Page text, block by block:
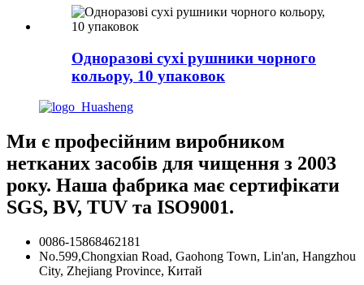
Одноразові сухі рушники чорного
кольору, 10 упаковок
Ми є професійним виробником
нетканих засобів для чищення з 2003
року. Наша фабрика має сертифікати
SGS, BV, TUV та ISO9001.
0086-15868462181
No.599,Chongxian Road, Gaohong Town, Lin'an, Hangzhou
City, Zhejiang Province, Китай